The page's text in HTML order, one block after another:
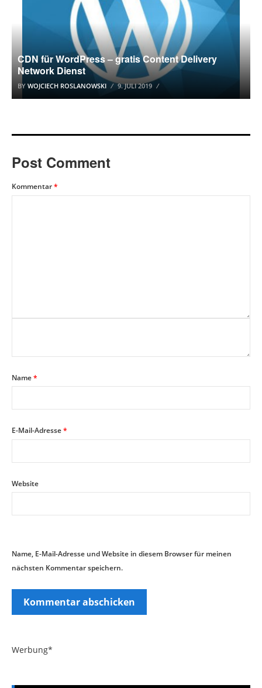
CDN für WordPress – gratis Content Delivery
Network Dienst
BY WOJCIECH ROSLANOWSKI 9. JULI 2019
Post Comment
Kommentar*
Name*
E-Mail-Adresse*
Website
Name, E-Mail-Adresse und Website in diesem Browser für meinen
nächsten Kommentar speichern.
Werbung*